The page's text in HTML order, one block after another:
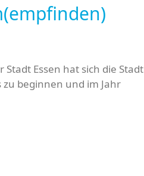
Essen hat sich die Stadt
beginnen und im Jahr